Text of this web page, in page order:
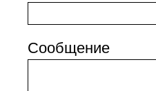
Сообщение